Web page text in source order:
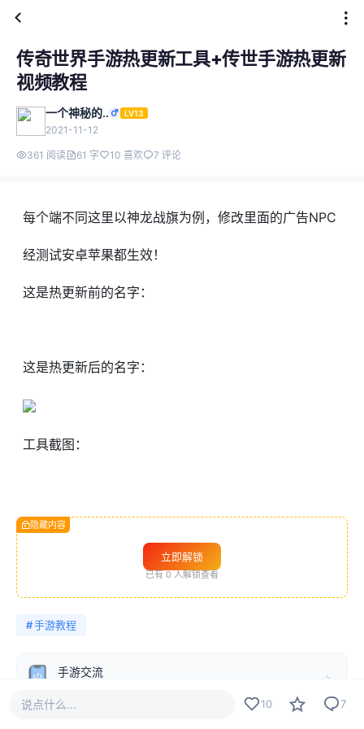
传奇世界手游热更新工具+传世手游热更新
视频教程
一个神秘的.. LV13
2021-11-12
361 阅读 61 字 10 喜欢 7 评论
每个端不同这里以神龙战旗为例，修改里面的广告NPC
经测试安卓苹果都生效！
这是热更新前的名字：
这是热更新后的名字：
工具截图：
隐藏内容
立即解锁
已有 0 人解锁查看
#手游教程
手游交流
说点什么... 10 7